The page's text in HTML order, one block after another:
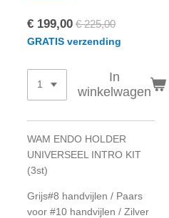
€ 199,00 € 225,00
GRATIS verzending
In
winkelwagen
WAM ENDO HOLDER
UNIVERSEEL INTRO KIT
(3st)
Grijs#8 handvijlen / Paars
voor #10 handvijlen / Zilver